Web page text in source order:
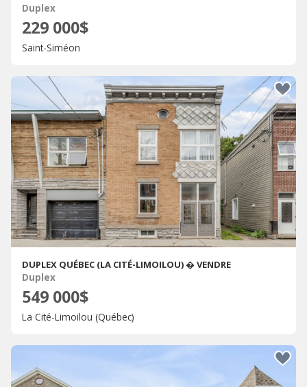
Duplex
229 000$
Saint-Siméon
DUPLEX QUÉBEC (LA CITÉ-LIMOILOU) � VENDRE
Duplex
549 000$
La Cité-Limoilou (Québec)